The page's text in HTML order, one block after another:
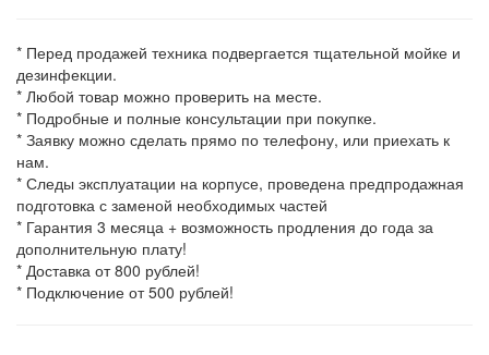
* Перед продажей техника подвергается тщательной мойке и
дезинфекции.
* Любой товар можно проверить на месте.
* Подробные и полные консультации при покупке.
* Заявку можно сделать прямо по телефону, или приехать к
нам.
* Следы эксплуатации на корпусе, проведена предпродажная
подготовка с заменой необходимых частей
* Гарантия 3 месяца + возможность продления до года за
дополнительную плату!
* Доставка от 800 рублей!
* Подключение от 500 рублей!